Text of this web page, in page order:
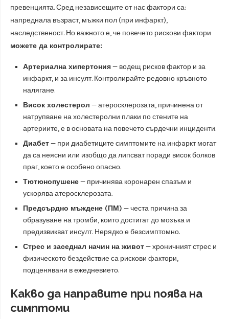
превенцията. Сред независещите от нас фактори са:
напреднала възраст, мъжки пол (при инфаркт),
наследственост. Но важното е, че повечето рискови фактори
можете да контролирате:
Артериална хипертония— водещ рисков фактор и за
инфаркт, и за инсулт. Контролирайте редовно кръвното
налягане.
Висок холестерол — атеросклерозата, причинена от
натрупване на холестеролни плаки по стените на
артериите, е в основата на повечето сърдечни инциденти.
Диабет— при диабетиците симптомите на инфaркт могат
да са неясни или изобщо да липсват поради висок болков
праг, което е особено опасно.
Тютюнопушене— причинява коронарен спазъм и
ускорява атеросклерозата.
Предсърдно мъждене (ПМ) — честа причина за
образуване на тромби, които достигат до мозъка и
предизвикват инсулт. Нерядко е безсимптомно.
Стрес и заседнал начин на живот— хроничният стрес и
физическото бездействие са рискови фактори,
подценявани в ежедневието.
Какво да направите при поява на
симптоми